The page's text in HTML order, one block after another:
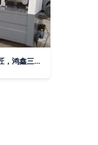
全自动封边机 板式家具制造的隐形工匠，鸿鑫三友如何重塑家居美学